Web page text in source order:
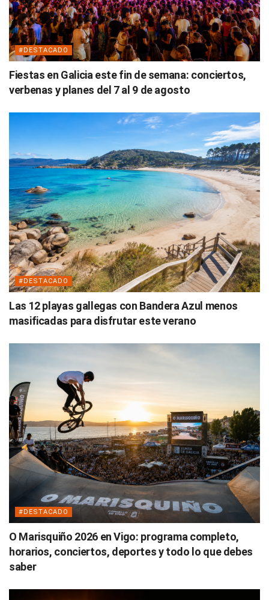
#DESTACADO
Fiestas en Galicia este fin de semana: conciertos,
verbenas y planes del 7 al 9 de agosto
#DESTACADO
Las 12 playas gallegas con Bandera Azul menos
masificadas para disfrutar este verano
#DESTACADO
O Marisquiño 2026 en Vigo: programa completo,
horarios, conciertos, deportes y todo lo que debes
saber